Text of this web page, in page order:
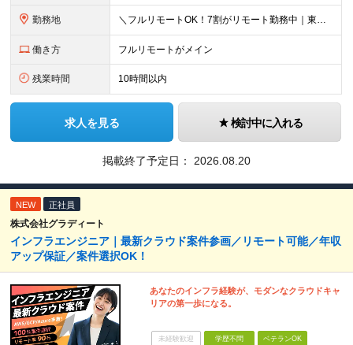
勤務地 ＼フルリモートOK！7割がリモート勤務中｜東京・愛知・大阪で積極採用中！／ 東京・神奈川・千葉・埼玉、大阪・京都・兵庫・滋賀、愛知などのプロジェクト先、または在宅勤務 ★転勤なし ★希望するエリアで
働き方 フルリモートがメイン
残業時間 10時間以内
求人を見る 検討中に入れる
掲載終了予定日： 2026.08.20
NEW 正社員
株式会社グラディート
インフラエンジニア｜最新クラウド案件参画／リモート可能／年収
アップ保証／案件選択OK！
あなたのインフラ経験が、モダンなクラウドキャ
リアの第一歩になる。
未経験歓迎 学歴不問 ベテランOK